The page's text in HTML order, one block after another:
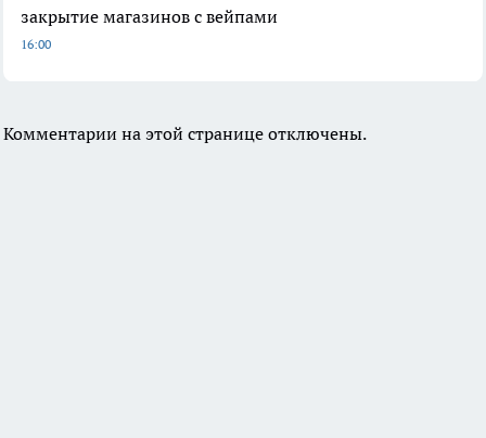
закрытие магазинов с вейпами
16:00
Комментарии на этой странице отключены.